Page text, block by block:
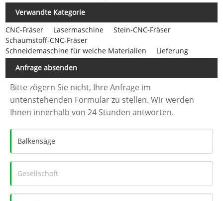
Verwandte Kategorie
CNC-Fräser
Lasermaschine
Stein-CNC-Fräser
Schaumstoff-CNC-Fräser
Schneidemaschine für weiche Materialien
Lieferung
Anfrage absenden
Bitte zögern Sie nicht, Ihre Anfrage im
untenstehenden Formular zu stellen. Wir werden
Ihnen innerhalb von 24 Stunden antworten.